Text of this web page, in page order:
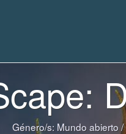
Género/s: Mundo abierto/